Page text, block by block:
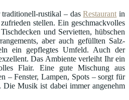
rustikal – dasRestaurant in
stellen. Ein geschmackvolles
und Servietten, hübschen
aber auch gefüllten Salz-
ein gepflegtes Umfeld. Auch der
Das Ambiente verleiht Ihr ein
Flair. Eine gute Mischung aus
– Fenster, Lampen, Spots – sorgt für
Die Musik ist dabei immer angenehm